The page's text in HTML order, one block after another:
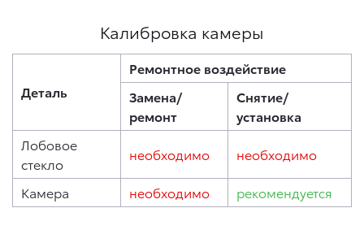
Калибровка камеры
Деталь
Ремонтное воздействие
Замена/
ремонт
Снятие/
установка
Лобовое
стекло
необходимо необходимо
Камера необходимо рекомендуется